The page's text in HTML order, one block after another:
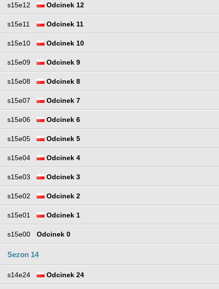
s15e12 Odcinek 12
s15e11 Odcinek 11
s15e10 Odcinek 10
s15e09 Odcinek 9
s15e08 Odcinek 8
s15e07 Odcinek 7
s15e06 Odcinek 6
s15e05 Odcinek 5
s15e04 Odcinek 4
s15e03 Odcinek 3
s15e02 Odcinek 2
s15e01 Odcinek 1
s15e00 Odcinek 0
Sezon 14
s14e24 Odcinek 24